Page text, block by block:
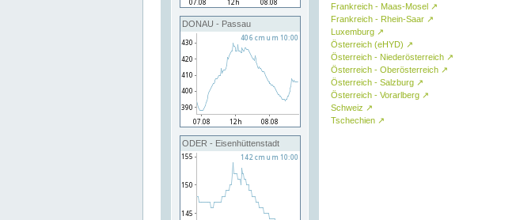
DONAU - Passau
ODER - Eisenhüttenstadt
Frankreich - Maas-Mosel ↗
Frankreich - Rhein-Saar ↗
Luxemburg ↗
Österreich (eHYD) ↗
Österreich - Niederösterreich ↗
Österreich - Oberösterreich ↗
Österreich - Salzburg ↗
Österreich - Vorarlberg ↗
Schweiz ↗
Tschechien ↗